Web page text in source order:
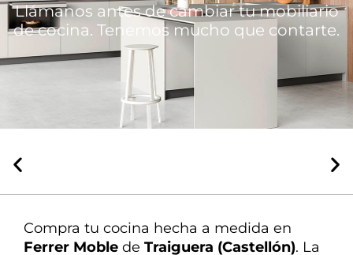
Llámanos antes de cambiar tu mobiliario
de cocina. Tenemos mucho que contarte.
La mejor atención
decoración te ayuda en todo
Compra tu cocina hecha a medida en
Ferrer Moble de Traiguera (Castellón). La